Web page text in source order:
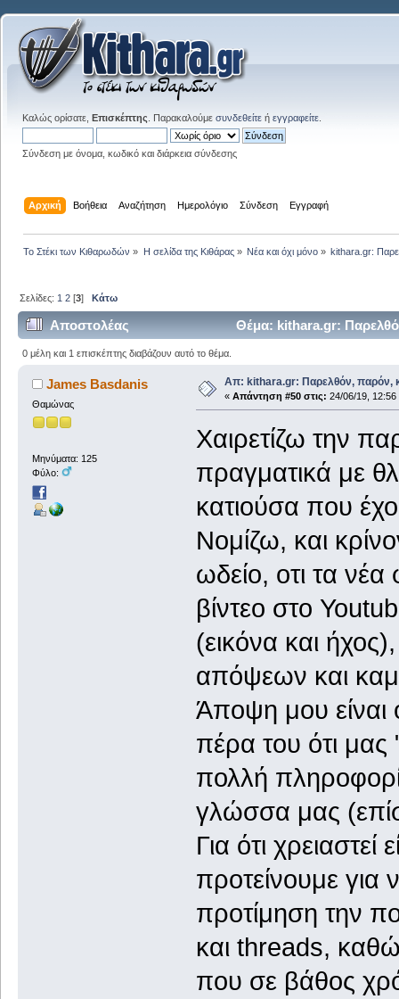
Καλώς ορίσατε, Επισκέπτης . Παρακαλούμε συνδεθείτε ή εγγραφείτε
Σύνδεση με όνομα, κωδικό και διάρκεια σύνδεσης
Αρχική Βοήθεια Αναζήτηση Ημερολόγιο Σύνδεση Εγγραφή
Το Στέκι των Κιθαρωδών » Η σελίδα της Κιθάρας» Νέα και όχι μόνο» kithara.gr:
Σελίδες: 1 2 [3]Κάτω
Αποστολέας Θέμα: kithara.gr:
0 μέλη και 1 επισκέπτης διαβάζουν αυτό το θέμα.
James Basdanis
Θαμώνας
Μηνύματα: 125
Φύλο:
Απ: kithara.gr: Παρελθόν, παρόν,
« Απάντηση #50 στις: 24/06/19, 12:56
Χαιρετίζω την
πραγματικά με
κατιούσα που
Νομίζω, και
ωδείο, οτι τα
βίντεο στο
(εικόνα και
απόψεων και
Άποψη μου είναι
πέρα του ότι
πολλή
γλώσσα μας
Για ότι
προτείνουμε
προτίμηση την
και threads,
που σε βάθος